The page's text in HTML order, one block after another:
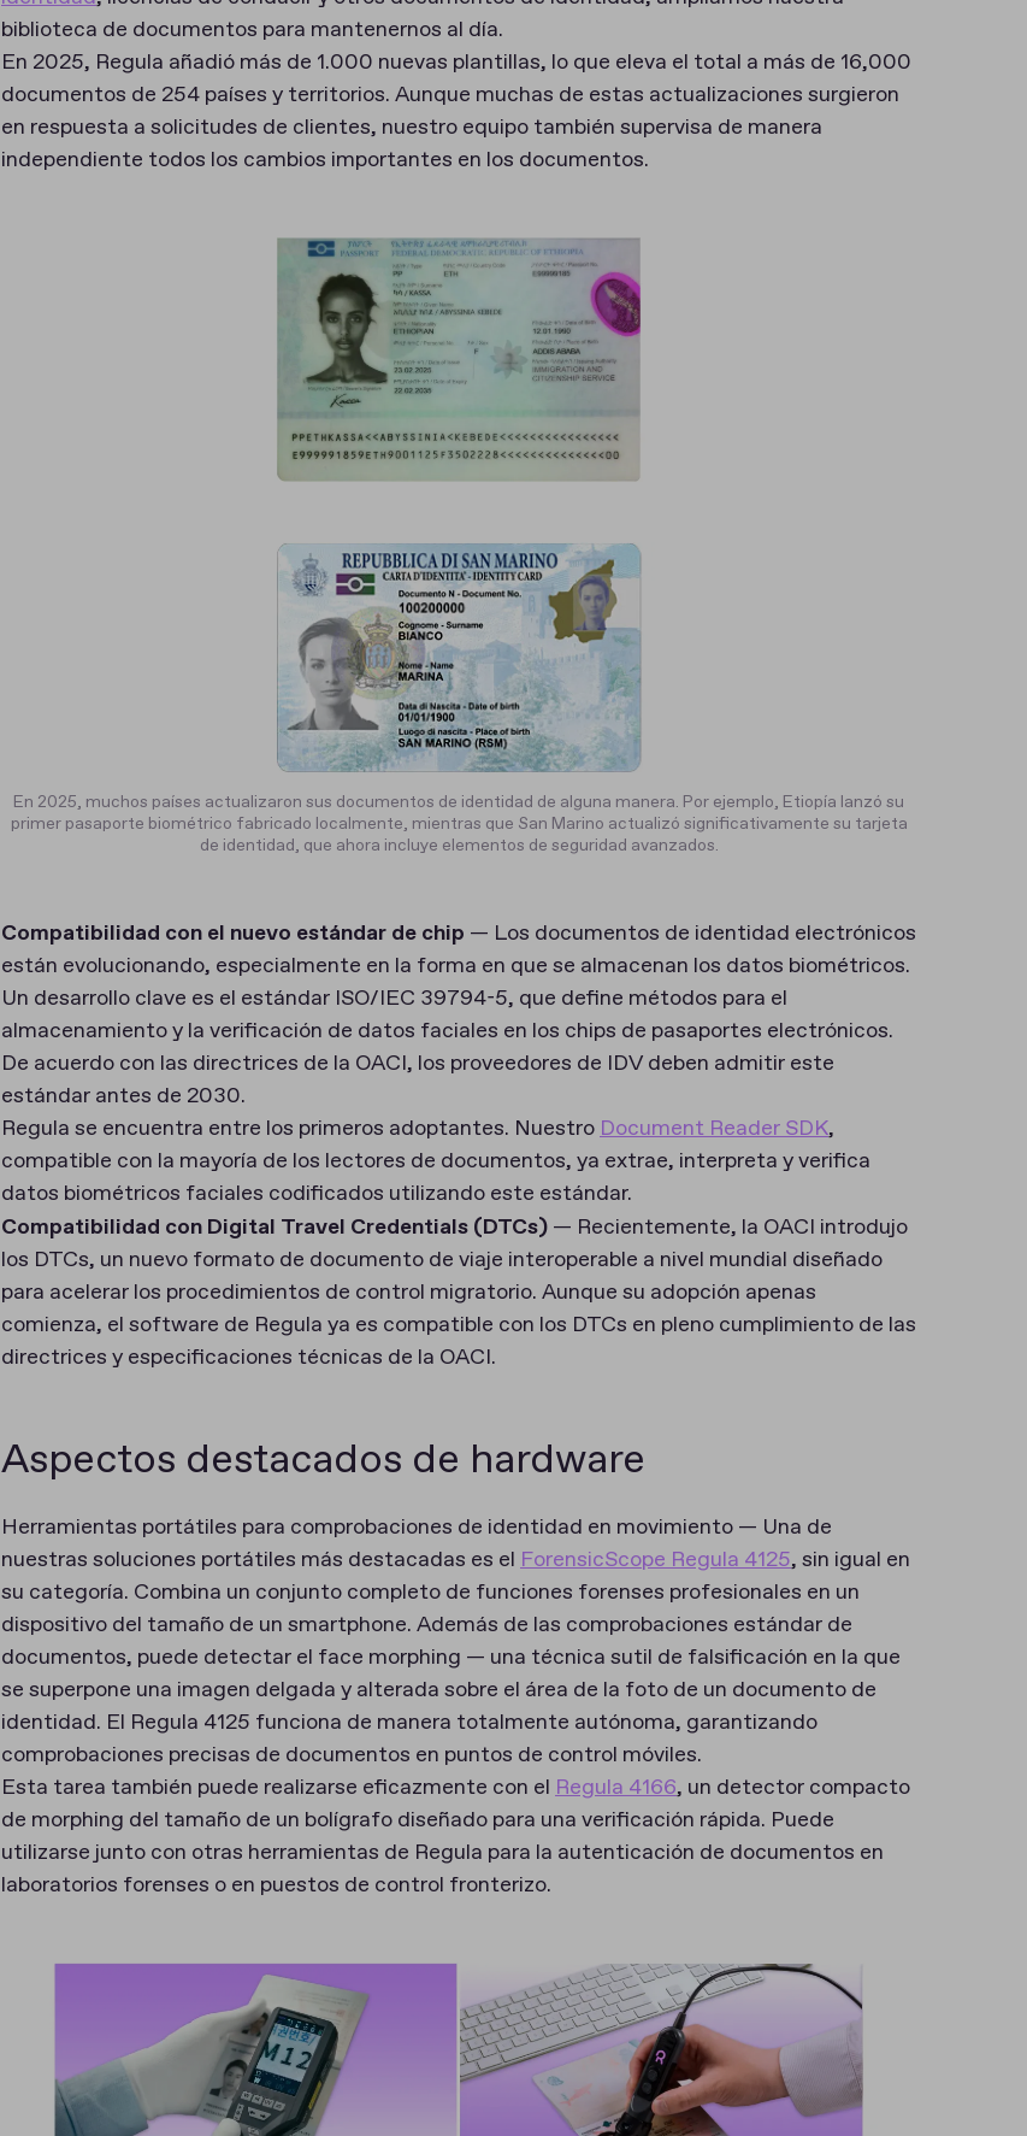
biblioteca de documentos para mantenernos al día.
En 2025, Regula añadió más de 1.000 nuevas plantillas, lo que eleva el total a más de 16,000
documentos de 254 países y territorios. Aunque muchas de estas actualizaciones surgieron
en respuesta a solicitudes de clientes, nuestro equipo también supervisa de manera
independiente todos los cambios importantes en los documentos.
En 2025, muchos países actualizaron sus documentos de identidad de alguna manera. Por ejemplo, Etiopía lanzó su
primer pasaporte biométrico fabricado localmente, mientras que San Marino actualizó significativamente su tarjeta
de identidad, que ahora incluye elementos de seguridad avanzados.
Compatibilidad con el nuevo estándar de chip — Los documentos de identidad electrónicos
están evolucionando, especialmente en la forma en que se almacenan los datos biométricos.
Un desarrollo clave es el estándar ISO/IEC 39794-5, que define métodos para el
almacenamiento y la verificación de datos faciales en los chips de pasaportes electrónicos.
De acuerdo con las directrices de la OACI, los proveedores de IDV deben admitir este
estándar antes de 2030.
Regula se encuentra entre los primeros adoptantes. NuestroDocument Reader SDK,
compatible con la mayoría de los lectores de documentos, ya extrae, interpreta y verifica
datos biométricos faciales codificados utilizando este estándar.
Compatibilidad con Digital Travel Credentials (DTCs) — Recientemente, la OACI introdujo
los DTCs, un nuevo formato de documento de viaje interoperable a nivel mundial diseñado
para acelerar los procedimientos de control migratorio. Aunque su adopción apenas
comienza, el software de Regula ya es compatible con los DTCs en pleno cumplimiento de las
directrices y especificaciones técnicas de la OACI.
Aspectos destacados de hardware
Herramientas portátiles para comprobaciones de identidad en movimiento — Una de
nuestras soluciones portátiles más destacadas es el ForensicScope Regula 4125, sin igual en
su categoría. Combina un conjunto completo de funciones forenses profesionales en un
dispositivo del tamaño de un smartphone. Además de las comprobaciones estándar de
documentos, puede detectar el face morphing — una técnica sutil de falsificación en la que
se superpone una imagen delgada y alterada sobre el área de la foto de un documento de
identidad. El Regula 4125 funciona de manera totalmente autónoma, garantizando
comprobaciones precisas de documentos en puntos de control móviles.
Esta tarea también puede realizarse eficazmente con el Regula 4166, un detector compacto
de morphing del tamaño de un bolígrafo diseñado para una verificación rápida. Puede
utilizarse junto con otras herramientas de Regula para la autenticación de documentos en
laboratorios forenses o en puestos de control fronterizo.